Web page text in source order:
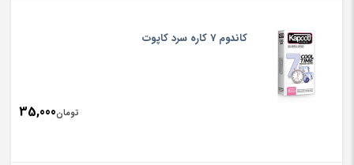
کاندوم 7 کاره سرد کاپوت
تومان35,000